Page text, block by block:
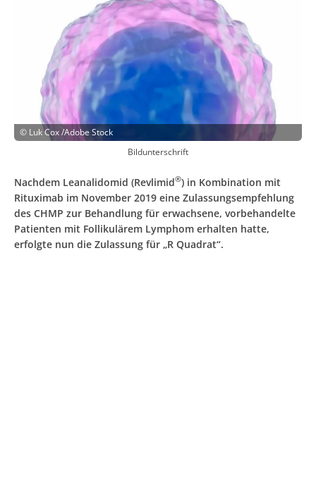
© Luk Cox /Adobe Stock
Bildunterschrift
Nachdem Leanalidomid (Revlimid®) in Kombination mit
Rituximab im November 2019 eine Zulassungsempfehlung
des CHMP zur Behandlung für erwachsene, vorbehandelte
Patienten mit Follikulärem Lymphom erhalten hatte,
erfolgte nun die Zulassung für „R Quadrat“.